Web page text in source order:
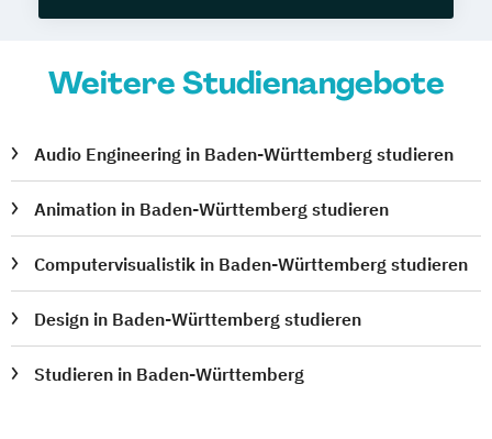
Weitere Studienangebote
Audio Engineering in Baden-Württemberg studieren
Animation in Baden-Württemberg studieren
Computervisualistik in Baden-Württemberg studieren
Design in Baden-Württemberg studieren
Studieren in Baden-Württemberg